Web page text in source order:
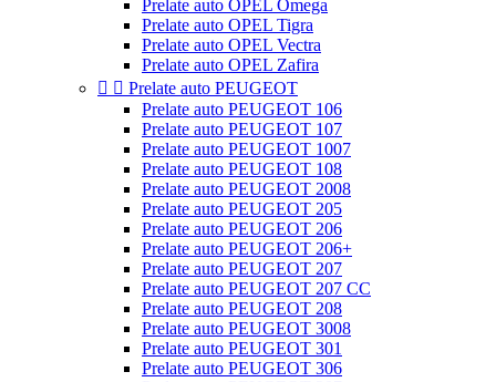
Prelate auto OPEL Omega
Prelate auto OPEL Tigra
Prelate auto OPEL Vectra
Prelate auto OPEL Zafira
  Prelate auto PEUGEOT
Prelate auto PEUGEOT 106
Prelate auto PEUGEOT 107
Prelate auto PEUGEOT 1007
Prelate auto PEUGEOT 108
Prelate auto PEUGEOT 2008
Prelate auto PEUGEOT 205
Prelate auto PEUGEOT 206
Prelate auto PEUGEOT 206+
Prelate auto PEUGEOT 207
Prelate auto PEUGEOT 207 CC
Prelate auto PEUGEOT 208
Prelate auto PEUGEOT 3008
Prelate auto PEUGEOT 301
Prelate auto PEUGEOT 306